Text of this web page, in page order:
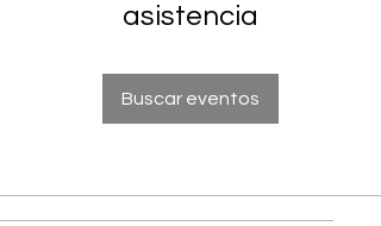
asistencia
Buscar eventos